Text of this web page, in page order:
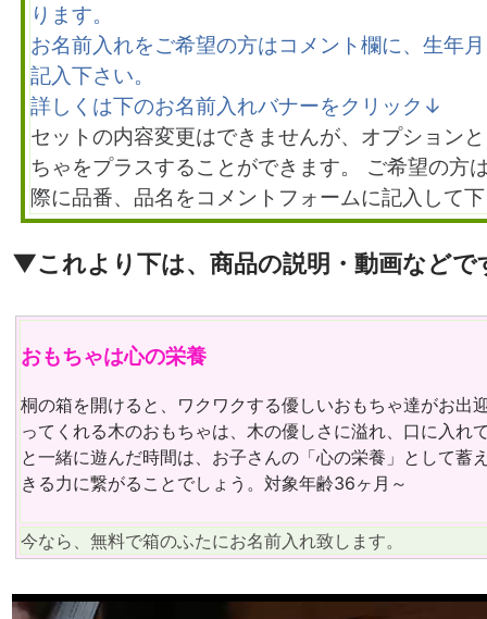
ります。
お名前入れをご希望の方はコメント欄に、生年
記入下さい。
詳しくは下のお名前入れバナーをクリック↓
セットの内容変更はできませんが、オプション
ちゃをプラスすることができます。 ご希望の方
際に品番、品名をコメントフォームに記入して
▼これより下は、商品の説明・動画などで
おもちゃは心の栄養
桐の箱を開けると、ワクワクする優しいおもちゃ達がお出
ってくれる木のおもちゃは、木の優しさに溢れ、口に入れ
と一緒に遊んだ時間は、お子さんの「心の栄養」として蓄
きる力に繋がることでしょう。対象年齢36ヶ月～
今なら、無料で箱のふたにお名前入れ致します。